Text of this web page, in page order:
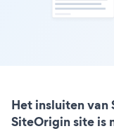
Het insluiten van
SiteOrigin site is